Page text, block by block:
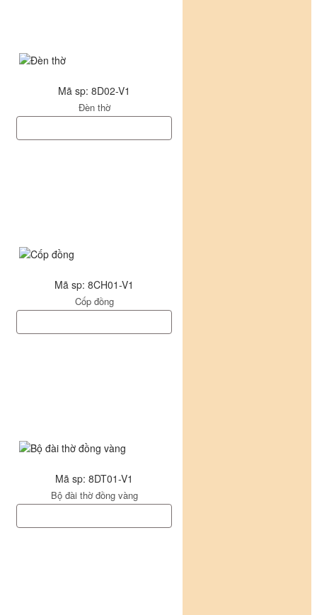
Mã sp: 8D02-V1
Đèn thờ
Mã sp: 8CH01-V1
Cốp đồng
Mã sp: 8DT01-V1
Bộ đài thờ đồng vàng